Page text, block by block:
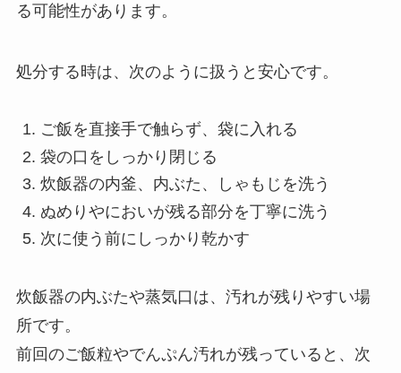
る可能性があります。
処分する時は、次のように扱うと安心です。
ご飯を直接手で触らず、袋に入れる
袋の口をしっかり閉じる
炊飯器の内釜、内ぶた、しゃもじを洗う
ぬめりやにおいが残る部分を丁寧に洗う
次に使う前にしっかり乾かす
炊飯器の内ぶたや蒸気口は、汚れが残りやすい場
所です。
前回のご飯粒やでんぷん汚れが残っていると、次